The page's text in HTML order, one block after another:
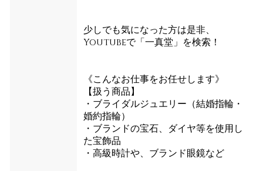
少しでも気になった方は是非、
Youtubeで「一真堂」を検索！
《こんなお仕事をお任せします》
【扱う商品】
・ブライダルジュエリー（結婚指輪・
婚約指輪）
・ブランドの宝石、ダイヤ等を使用し
た宝飾品
・高級時計や、ブランド眼鏡など